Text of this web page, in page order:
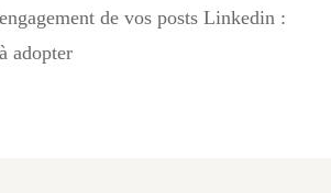
de vos posts Linkedin :
adopter